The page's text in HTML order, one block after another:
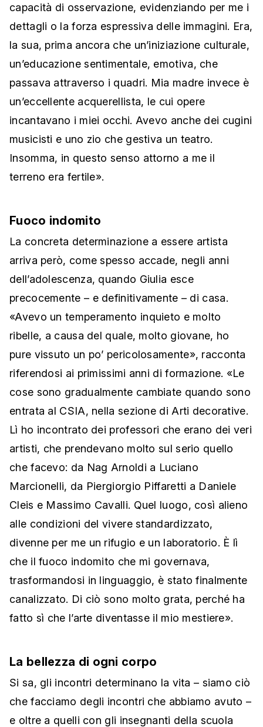
capacità di osservazione, evidenziando per me i
dettagli o la forza espressiva delle immagini. Era,
la sua, prima ancora che un’iniziazione culturale,
un’educazione sentimentale, emotiva, che
passava attraverso i quadri. Mia madre invece è
un’eccellente acquerellista, le cui opere
incantavano i miei occhi. Avevo anche dei cugini
musicisti e uno zio che gestiva un teatro.
Insomma, in questo senso attorno a me il
terreno era fertile».
Fuoco indomito
La concreta determinazione a essere artista
arriva però, come spesso accade, negli anni
dell’adolescenza, quando Giulia esce
precocemente – e definitivamente – di casa.
«Avevo un temperamento inquieto e molto
ribelle, a causa del quale, molto giovane, ho
pure vissuto un po’ pericolosamente», racconta
riferendosi ai primissimi anni di formazione. «Le
cose sono gradualmente cambiate quando sono
entrata al CSIA, nella sezione di Arti decorative.
Lì ho incontrato dei professori che erano dei veri
artisti, che prendevano molto sul serio quello
che facevo: da Nag Arnoldi a Luciano
Marcionelli, da Piergiorgio Piffaretti a Daniele
Cleis e Massimo Cavalli. Quel luogo, così alieno
alle condizioni del vivere standardizzato,
divenne per me un rifugio e un laboratorio. È lì
che il fuoco indomito che mi governava,
trasformandosi in linguaggio, è stato finalmente
canalizzato. Di ciò sono molto grata, perché ha
fatto sì che l’arte diventasse il mio mestiere».
La bellezza di ogni corpo
Si sa, gli incontri determinano la vita – siamo ciò
che facciamo degli incontri che abbiamo avuto –
e oltre a quelli con gli insegnanti della scuola